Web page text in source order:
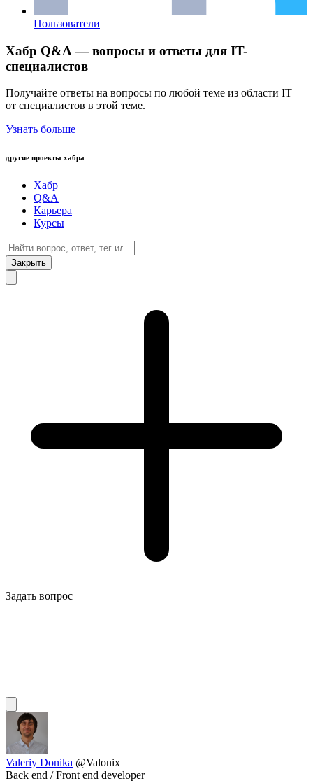
Пользователи
Хабр Q&A — вопросы и ответы для IT-
специалистов
Получайте ответы на вопросы по любой теме из области IT
от специалистов в этой теме.
Узнать больше
другие проекты хабра
Хабр
Q&A
Карьера
Курсы
Закрыть
Задать вопрос
Valeriy Donika @Valonix
Back end / Front end developer